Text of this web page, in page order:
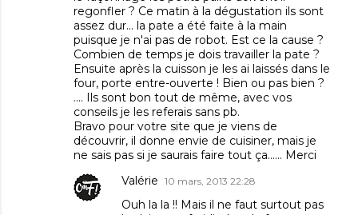
regonfler ? Ce matin à la dégustation ils sont
assez dur... la pate a été faite à la main
puisque je n'ai pas de robot. Est ce la cause ?
Combien de temps je dois travailler la pate ?
Ensuite après la cuisson je les ai laissés dans le
four, porte entre-ouverte ! Bien ou pas bien ?
.... Ils sont bon tout de même, avec vos
conseils je les referais sans pb.
Bravo pour votre site que je viens de
découvrir, il donne envie de cuisiner, mais je
ne sais pas si je saurais faire tout ça...... Merci
Valérie 10 mars, 2013 22:28
Ouh la la !! Mais il ne faut surtout pas